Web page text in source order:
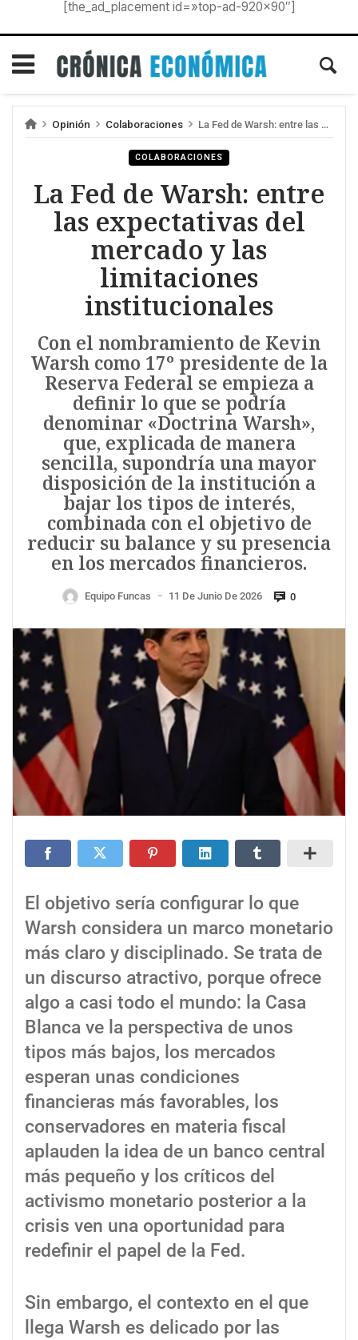
[the_ad_placement id=»top-ad-920×90″]
Opinión Colaboraciones La Fed de Warsh: entre las expectativas del mercado y las limitaciones institucionales
COLABORACIONES
La Fed de Warsh: entre
las expectativas del
mercado y las
limitaciones
institucionales
Con el nombramiento de Kevin
Warsh como 17º presidente de la
Reserva Federal se empieza a
definir lo que se podría
denominar «Doctrina Warsh»,
que, explicada de manera
sencilla, supondría una mayor
disposición de la institución a
bajar los tipos de interés,
combinada con el objetivo de
reducir su balance y su presencia
en los mercados financieros.
Equipo Funcas — 11 De Junio De 2026 0
El objetivo sería configurar lo que
Warsh considera un marco monetario
más claro y disciplinado. Se trata de
un discurso atractivo, porque ofrece
algo a casi todo el mundo: la Casa
Blanca ve la perspectiva de unos
tipos más bajos, los mercados
esperan unas condiciones
financieras más favorables, los
conservadores en materia fiscal
aplauden la idea de un banco central
más pequeño y los críticos del
activismo monetario posterior a la
crisis ven una oportunidad para
redefinir el papel de la Fed.
Sin embargo, el contexto en el que
llega Warsh es delicado por las